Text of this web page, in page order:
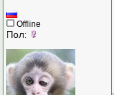
Offline
Пол: